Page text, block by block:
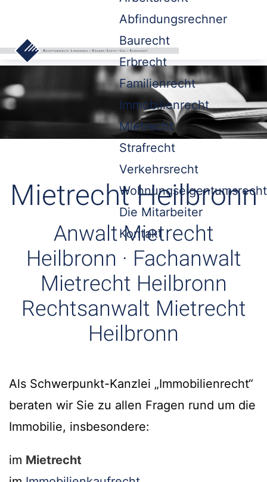
Abfindungsrechner
Baurecht
Erbrecht
Familienrecht
Immobilienrecht
Mietrecht
Strafrecht
Verkehrsrecht
Wohnungseigentumsrecht
Die Mitarbeiter
Kontakt
Mietrecht Heilbronn
Anwalt Mietrecht
Heilbronn · Fachanwalt
Mietrecht Heilbronn
Rechtsanwalt Mietrecht
Heilbronn
Als Schwerpunkt-Kanzlei „Immobilienrecht“
beraten wir Sie zu allen Fragen rund um die
Immobilie, insbesondere:
im Mietrecht